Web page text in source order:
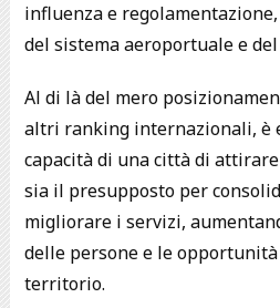
influenza e regolamentazione,
del sistema aeroportuale e
Al di là del mero
altri ranking internazionali, è
capacità di una città di
sia il presupposto per
migliorare i servizi,
delle persone e le
territorio.